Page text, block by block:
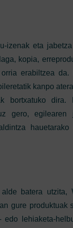
izenak eta
kopia,
erabiltzea
kanpo
bortxatuko
egilearen
alde batera
gure produktuak
lehiaketa-